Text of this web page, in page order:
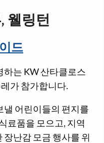
웰링턴
드
하는 KW 산타클로스
가 참가합니다.
낼 어린이들의 편지를
료품을 모으고, 지역
난감 모금 행사를 위